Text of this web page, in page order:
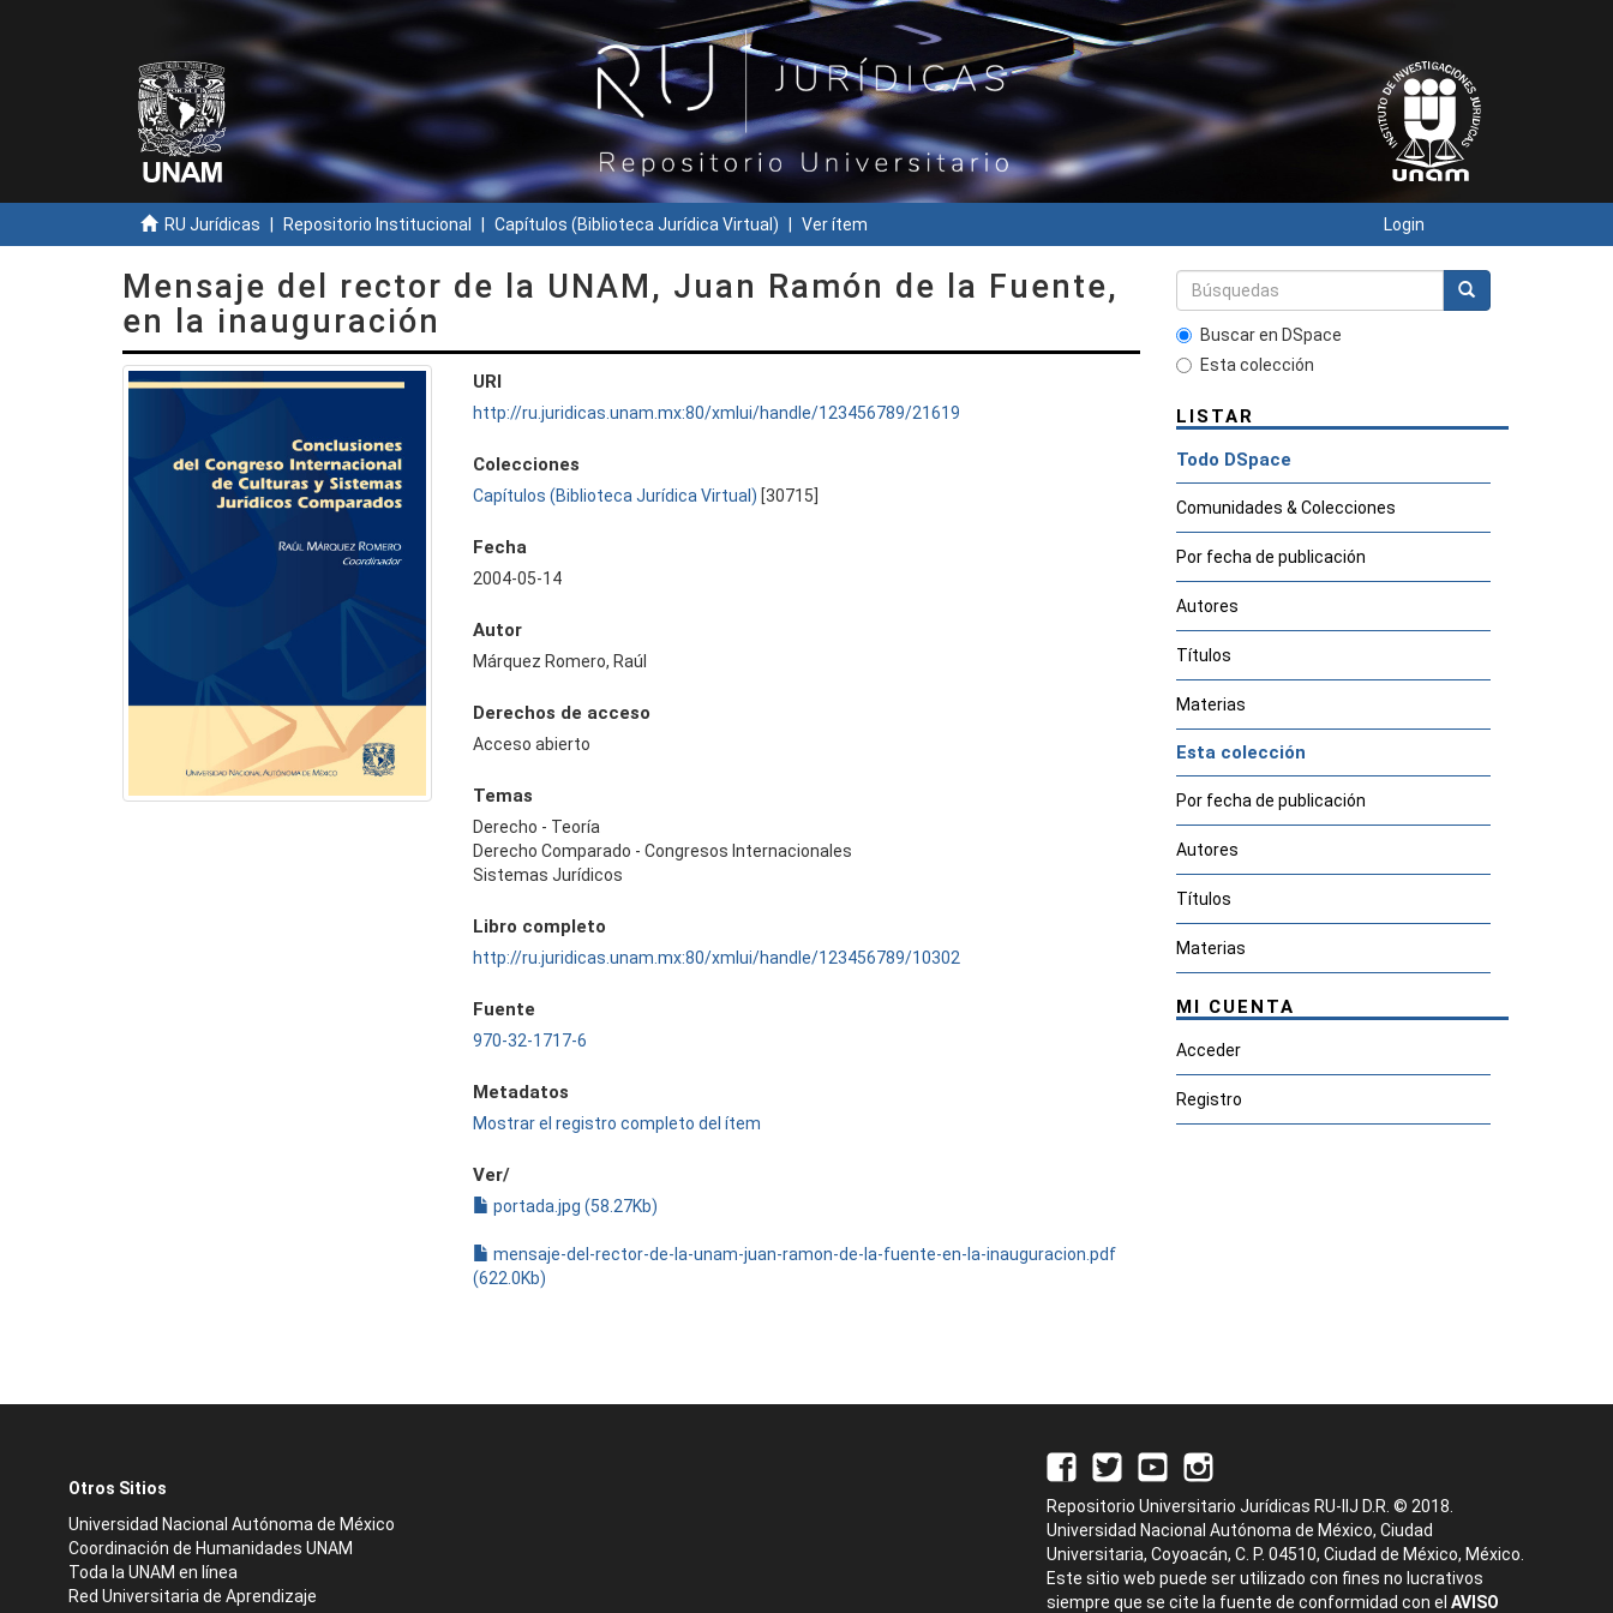
RU Jurídicas Repositorio Institucional Capítulos (Biblioteca Jurídica Virtual) Ver ítem Login
Mensaje del rector de la UNAM, Juan Ramón de la Fuente,
en la inauguración
URI
http://ru.juridicas.unam.mx:80/xmlui/handle/123456789/21619
Colecciones
Capítulos (Biblioteca Jurídica Virtual) [30715]
Fecha
2004-05-14
Autor
Márquez Romero, Raúl
Derechos de acceso
Acceso abierto
Temas
Derecho - Teoría
Derecho Comparado - Congresos Internacionales
Sistemas Jurídicos
Libro completo
http://ru.juridicas.unam.mx:80/xmlui/handle/123456789/10302
Fuente
970-32-1717-6
Metadatos
Mostrar el registro completo del ítem
Ver/
portada.jpg (58.27Kb)
mensaje-del-rector-de-la-unam-juan-ramon-de-la-fuente-en-la-inauguracion.pdf
(622.0Kb)
Buscar en DSpace
Esta colección
LISTAR
Todo DSpace
Comunidades & Colecciones
Por fecha de publicación
Autores
Títulos
Materias
Esta colección
Por fecha de publicación
Autores
Títulos
Materias
MI CUENTA
Acceder
Registro
Otros Sitios
Universidad Nacional Autónoma de México
Coordinación de Humanidades UNAM
Toda la UNAM en línea
Red Universitaria de Aprendizaje
Repositorio Universitario Jurídicas RU-IIJ D.R. © 2018.
Universidad Nacional Autónoma de México, Ciudad
Universitaria, Coyoacán, C. P. 04510, Ciudad de México, México.
Este sitio web puede ser utilizado con fines no lucrativos
siempre que se cite la fuente de conformidad con el AVISO